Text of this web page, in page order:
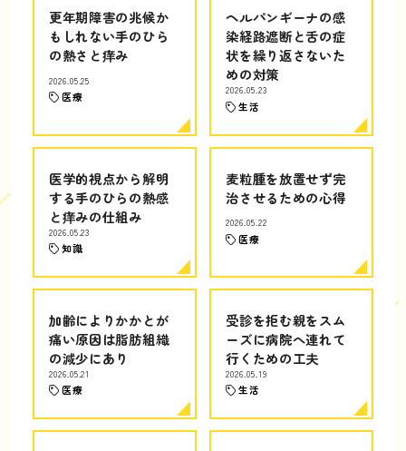
更年期障害の兆候か
もしれない手のひら
の熱さと痒み
2026.05.25
医療
ヘルパンギーナの感
染経路遮断と舌の症
状を繰り返さないた
めの対策
2026.05.23
生活
医学的視点から解明
する手のひらの熱感
と痒みの仕組み
2026.05.23
知識
麦粒腫を放置せず完
治させるための心得
2026.05.22
医療
加齢によりかかとが
痛い原因は脂肪組織
の減少にあり
2026.05.21
医療
受診を拒む親をスム
ーズに病院へ連れて
行くための工夫
2026.05.19
生活